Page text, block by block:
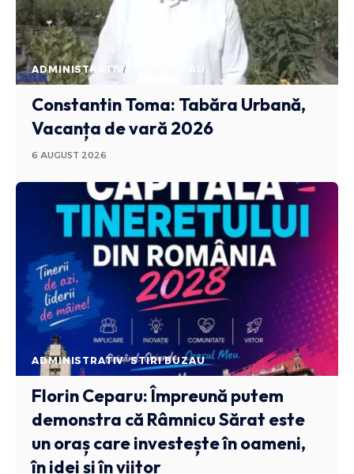
ADMINISTRATIV STIRI BUZAU
Constantin Toma: Tabăra Urbană,
Vacanța de vară 2026
6 AUGUST 2026
ADMINISTRATIV STIRI BUZAU
Florin Ceparu: Împreună putem
demonstra că Râmnicu Sărat este
un oraș care investește în oameni,
în idei și în viitor